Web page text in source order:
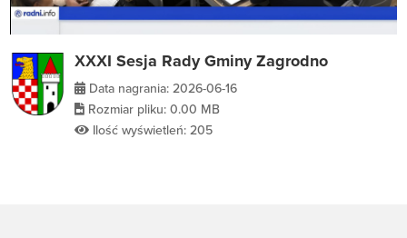
XXXI Sesja Rady Gminy Zagrodno
Data nagrania: 2026-06-16
Rozmiar pliku: 0.00 MB
Ilość wyświetleń: 205